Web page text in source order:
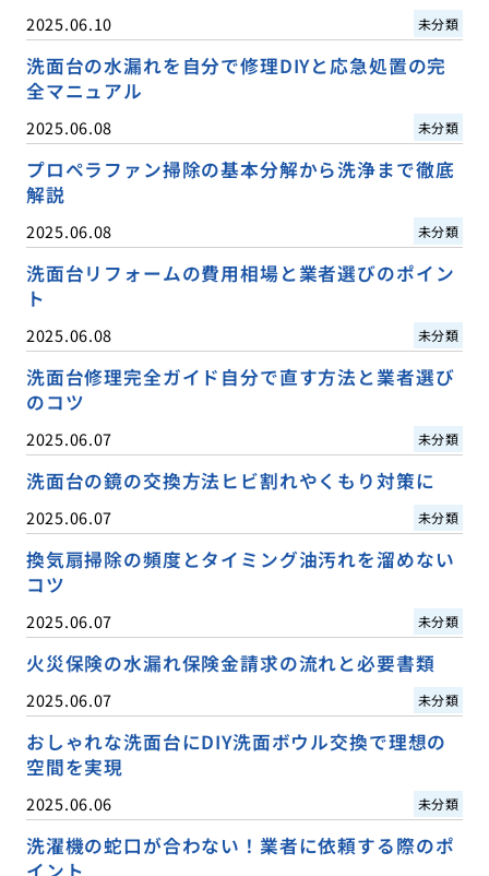
2025.06.10 未分類
洗面台の水漏れを自分で修理DIYと応急処置の完
全マニュアル
2025.06.08 未分類
プロペラファン掃除の基本分解から洗浄まで徹底
解説
2025.06.08 未分類
洗面台リフォームの費用相場と業者選びのポイン
ト
2025.06.08 未分類
洗面台修理完全ガイド自分で直す方法と業者選び
のコツ
2025.06.07 未分類
洗面台の鏡の交換方法ヒビ割れやくもり対策に
2025.06.07 未分類
換気扇掃除の頻度とタイミング油汚れを溜めない
コツ
2025.06.07 未分類
火災保険の水漏れ保険金請求の流れと必要書類
2025.06.07 未分類
おしゃれな洗面台にDIY洗面ボウル交換で理想の
空間を実現
2025.06.06 未分類
洗濯機の蛇口が合わない！業者に依頼する際のポ